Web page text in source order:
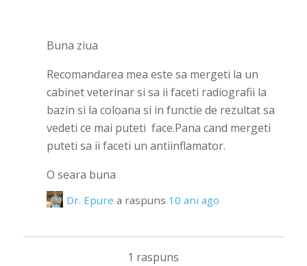
Buna ziua
Recomandarea mea este sa mergeti la un
cabinet veterinar si sa ii faceti radiografii la
bazin si la coloana si in functie de rezultat sa
vedeti ce mai puteti face.Pana cand mergeti
puteti sa ii faceti un antiinflamator.
O seara buna
Dr. Epure a raspuns 10 ani ago
1 raspuns